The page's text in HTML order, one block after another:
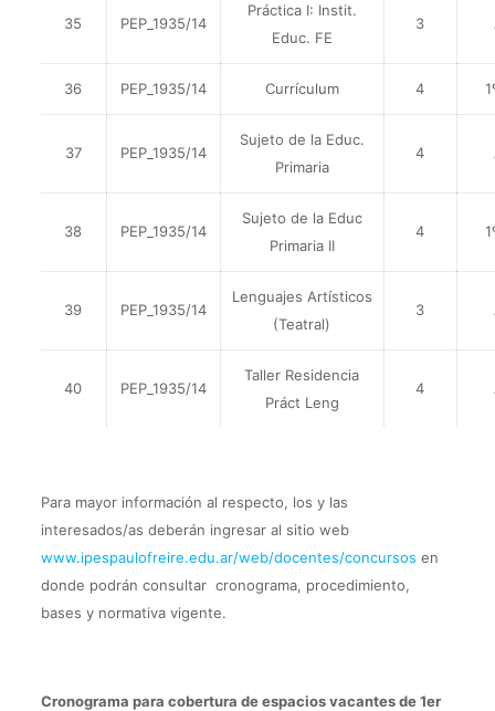
35 PEP_1935/14
Práctica I: Instit.
Educ. FE
3
36 PEP_1935/14 Currículum 4
37 PEP_1935/14
Sujeto de la Educ.
Primaria
4
38 PEP_1935/14
Sujeto de la Educ
Primaria II
4
39 PEP_1935/14
Lenguajes Artísticos
(Teatral)
3
40 PEP_1935/14
Taller Residencia
Práct Leng
4
Para mayor información al respecto, los y las
interesados/as deberán ingresar al sitio web
www.ipespaulofreire.edu.ar/web/docentes/concursos en
donde podrán consultar cronograma, procedimiento,
bases y normativa vigente.
Cronograma para cobertura de espacios vacantesde 1er